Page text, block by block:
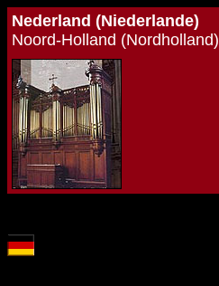
Nederland (Niederlande)
Noord-Holland (Nordholland)